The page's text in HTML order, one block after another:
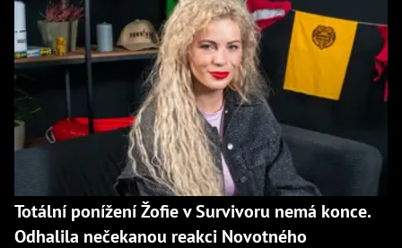
Totální ponížení Žofie v Survivoru nemá konce.
Odhalila nečekanou reakci Novotného